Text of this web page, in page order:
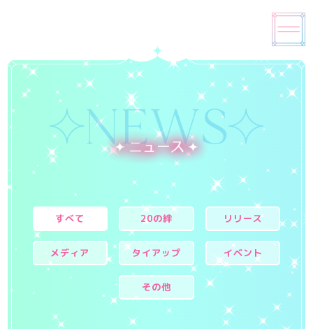
すべて 20の絆 リリース
メディア タイアップ イベント
その他